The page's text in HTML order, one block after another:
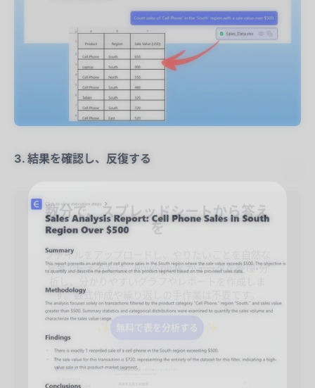
3. 結果を確認し、反復する
を
言葉で伝えるだけ。RowSpeak がデータを整理・分
析し、分かりやすいグラフやレポートを作成しま
✨無料で表を分析する✨